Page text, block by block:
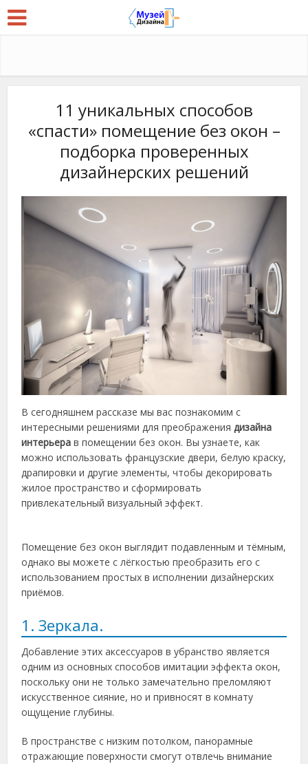
11 уникальных способов
«спасти» помещение без окон –
подборка проверенных
дизайнерских решений
В сегодняшнем рассказе мы вас познакомим с
интересными решениями для преображениядизайна
интерьера в помещении без окон. Вы узнаете, как
можно использовать французские двери, белую краску,
драпировки и другие элементы, чтобы декорировать
жилое пространство и сформировать
привлекательный визуальный эффект.
Помещение без окон выглядит подавленным и тёмным,
однако вы можете с лёгкостью преобразить его с
использованием простых в исполнении дизайнерских
приёмов.
1. Зеркала.
Добавление этих аксессуаров в убранство является
одним из основных способов имитации эффекта окон,
поскольку они не только замечательно преломляют
искусственное сияние, но и привносят в комнату
ощущение глубины.
В пространстве с низким потолком, панорамные
отражающие поверхности смогут отвлечь внимание